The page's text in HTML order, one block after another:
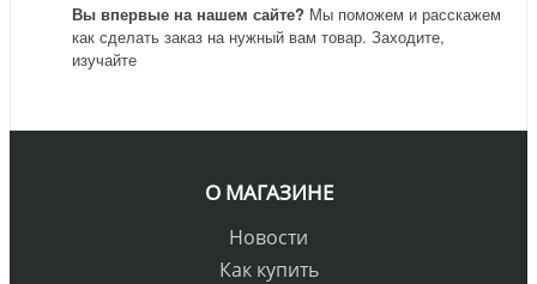
Вы впервые на нашем сайте? Мы поможем и расскажем
как сделать заказ на нужный вам товар. Заходите,
изучайте
О МАГАЗИНЕ
Новости
Как купить